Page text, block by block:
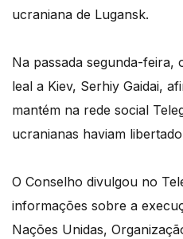
ucraniana de Lugansk.
Na passada segunda-feira,
leal a Kiev, Serhiy Gaidai,
mantém na rede social
ucranianas haviam
O Conselho divulgou no
informações sobre a
Nações Unidas,